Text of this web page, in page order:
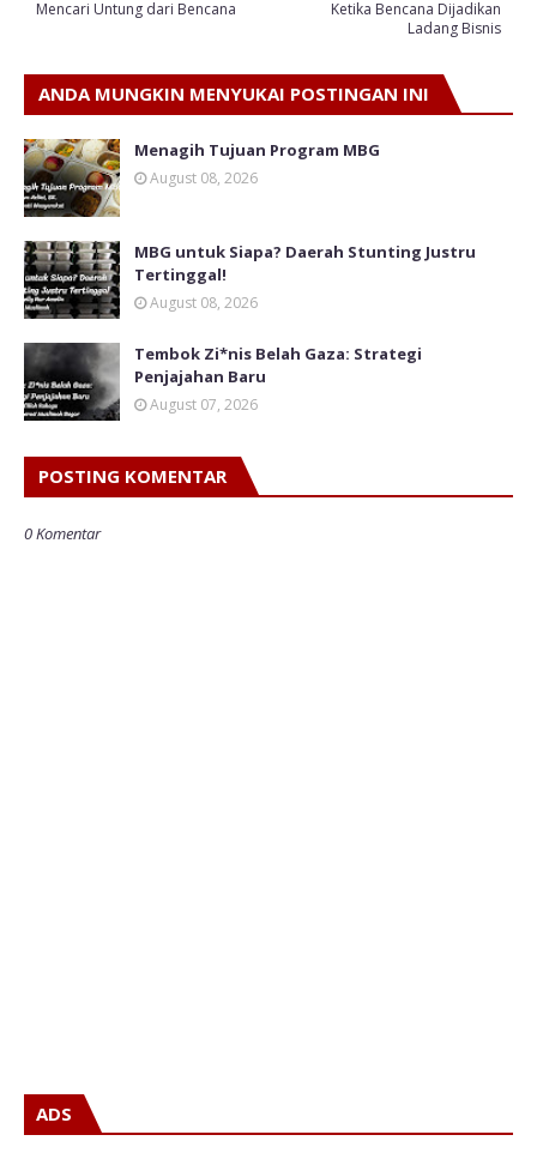
Ketika Bencana Dijadikan
Ladang Bisnis
Mencari Untung dari Bencana
ANDA MUNGKIN MENYUKAI POSTINGAN INI
Menagih Tujuan Program MBG
August 08, 2026
MBG untuk Siapa? Daerah Stunting Justru
Tertinggal!
August 08, 2026
Tembok Zi*nis Belah Gaza: Strategi
Penjajahan Baru
August 07, 2026
POSTING KOMENTAR
0 Komentar
ADS